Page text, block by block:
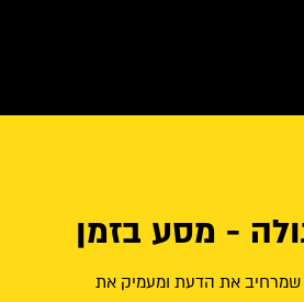
- מסע בזמן
שמרחיב את הדעת ומעמיק את